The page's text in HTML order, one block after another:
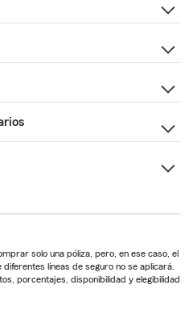
solo una póliza, pero, en ese caso, el
líneas de seguro no se aplicará.
porcentajes, disponibilidad y elegibilidad